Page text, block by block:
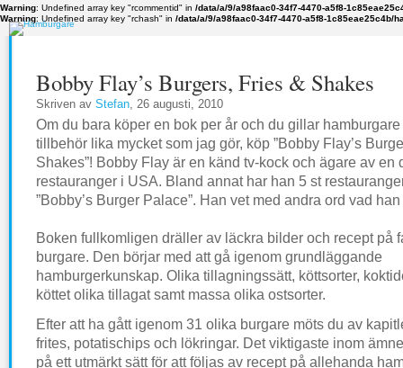
Warning: Undefined array key "rcommentid" in /data/a/9/a98faac0-34f7-4470-a5f8-
Warning: Undefined array key "rchash" in /data/a/9/a98faac0-34f7-4470-a5f8-
Bobby Flay’s Burgers, Fries & Shakes
Skriven av Stefan, 26 augusti, 2010
Om du bara köper en bok per år och du gillar
tillbehör lika mycket som jag gör, köp ”Bobby Flay’s
Shakes”! Bobby Flay är en känd tv-kock och ägare av en
restauranger i USA. Bland annat har han 5 st
”Bobby’s Burger Palace”. Han vet med andra ord vad
Boken fullkomligen dräller av läckra bilder och recept på
burgare. Den börjar med att gå igenom grundläggande
hamburgerkunskap. Olika tillagningssätt, köttsorter,
köttet olika tillagat samt massa olika ostsorter.
Efter att ha gått igenom 31 olika burgare möts du av
frites, potatischips och lökringar. Det viktigaste inom
på ett utmärkt sätt för att följas av recept på allehanda